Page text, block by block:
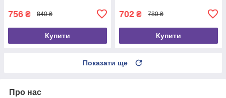
756 ₴ 840 ₴
Купити
702 ₴ 780 ₴
Купити
Показати ще
Про нас